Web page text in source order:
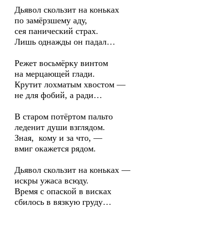
Дьявол скользит на коньках
по замёрзшему аду,
сея панический страх.
Лишь однажды он падал…
Режет восьмёрку винтом
на мерцающей глади.
Крутит лохматым хвостом —
не для фобий, а ради…
В старом потёртом пальто
леденит души взглядом.
Зная, кому и за что, —
вмиг окажется рядом.
Дьявол скользит на коньках —
искры ужаса всюду.
Время с опаской в висках
сбилось в вязкую груду…